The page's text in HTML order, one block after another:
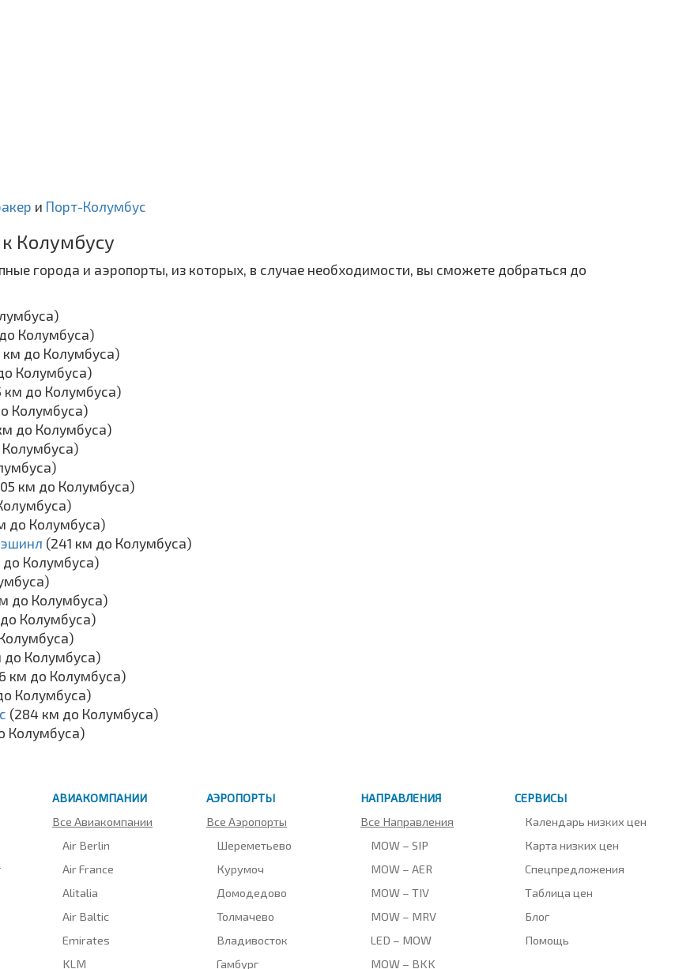
и Порт-Колумбус
Колумбусу
города и аэропорты, из которых, в случае необходимости, вы сможете добраться до
Колумбуса)
км до Колумбуса)
Колумбуса)
км до Колумбуса)
Колумбуса)
до Колумбуса)
Колумбуса)
км до Колумбуса)
до Колумбуса)
(241 км до Колумбуса)
Колумбуса)
до Колумбуса)
Колумбуса)
до Колумбуса)
км до Колумбуса)
Колумбуса)
(284 км до Колумбуса)
Колумбуса)
АВИАКОМПАНИИ
Все Авиакомпании
Air Berlin
Air France
Alitalia
Air Baltic
Emirates
KLM
АЭРОПОРТЫ
Все Аэропорты
Шереметьево
Курумоч
Домодедово
Толмачево
Владивосток
Гамбург
НАПРАВЛЕНИЯ
Все Направления
MOW – SIP
MOW – AER
MOW – TIV
MOW – MRV
LED – MOW
MOW – BKK
СЕРВИСЫ
Календарь низких цен
Карта низких цен
Спецпредложения
Таблица цен
Блог
Помощь